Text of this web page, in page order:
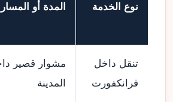
نوع الخدمة المدة أو المسار
تنقل داخل
فرانكفورت
مشوار قصير
المدينة